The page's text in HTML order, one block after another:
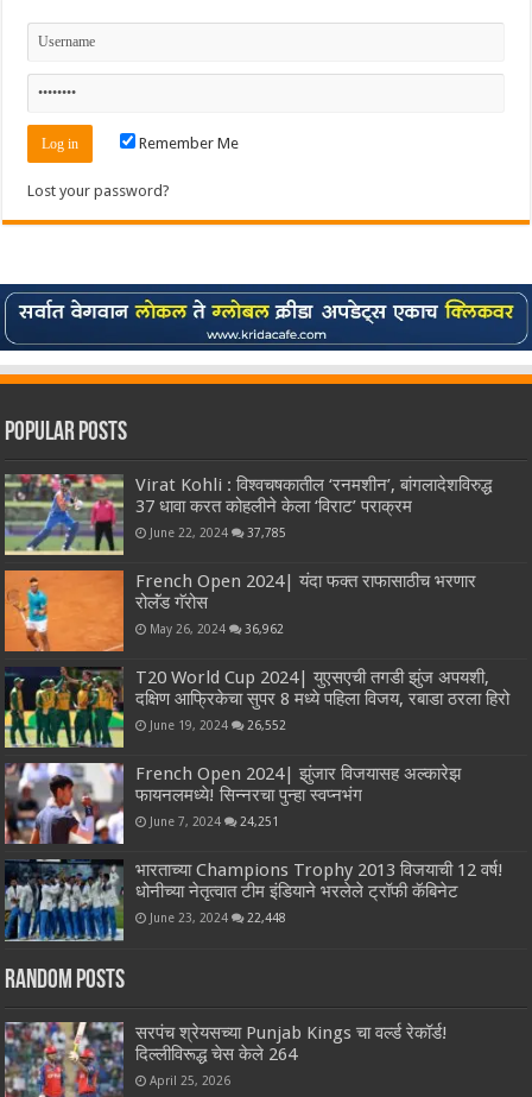
Remember Me
Lost your password?
Popular Posts
Virat Kohli : विश्वचषकातील ‘रनमशीन’, बांगलादेशविरुद्ध
37 धावा करत कोहलीने केला ‘विराट’ पराक्रम
June 22, 2024 37,785
French Open 2024| यंदा फक्त राफासाठीच भरणार
रोलॅंड गॅरोस
May 26, 2024 36,962
T20 World Cup 2024| युएसएची तगडी झुंज अपयशी,
दक्षिण आफ्रिकेचा सुपर 8 मध्ये पहिला विजय, रबाडा ठरला हिरो
June 19, 2024 26,552
French Open 2024| झुंजार विजयासह अल्कारेझ
फायनलमध्ये! सिन्नरचा पुन्हा स्वप्नभंग
June 7, 2024 24,251
भारताच्या Champions Trophy 2013 विजयाची 12 वर्ष!
धोनीच्या नेतृत्वात टीम इंडियाने भरलेले ट्रॉफी कॅबिनेट
June 23, 2024 22,448
Random Posts
सरपंच श्रेयसच्या Punjab Kings चा वर्ल्ड रेकॉर्ड!
दिल्लीविरूद्ध चेस केले 264
April 25, 2026